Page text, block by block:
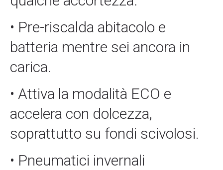
• Pre-riscalda abitacolo e
batteria mentre sei ancora in
carica.
• Attiva la modalità ECO e
accelera con dolcezza,
soprattutto su fondi scivolosi.
• Pneumatici invernali